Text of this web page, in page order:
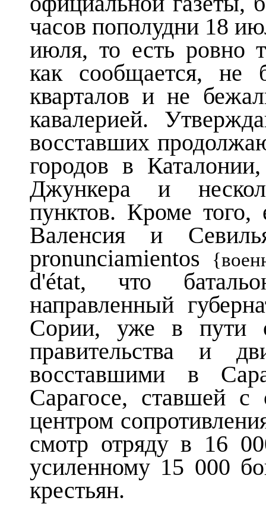
часов пополудни 18
июля, то есть ровно
как сообщается, не
кварталов и не
кавалерией.
восставших
городов в
Джункера и
пунктов. Кроме того,
Валенсия и
pronunciamientos
d'état, что
направленный
Сории, уже в пути
правительства и
восставшими в
Сарагосе, ставшей с
центром
смотр отряду в 16
усиленному 15 000
крестьян.